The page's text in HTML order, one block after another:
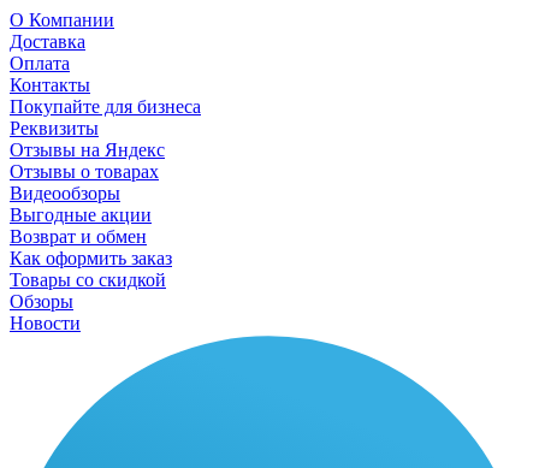
О Компании
Доставка
Оплата
Контакты
Покупайте для бизнеса
Реквизиты
Отзывы на Яндекс
Отзывы о товарах
Видеообзоры
Выгодные акции
Возврат и обмен
Как оформить заказ
Товары со скидкой
Обзоры
Новости